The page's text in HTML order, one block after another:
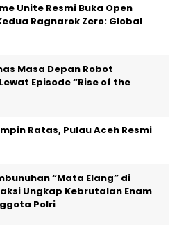
Unite Resmi Buka Open
Ragnarok Zero: Global
Masa Depan Robot
Episode “Rise of the
Ratas, Pulau Aceh Resmi
“Mata Elang” di
Ungkap Kebrutalan Enam
Polri